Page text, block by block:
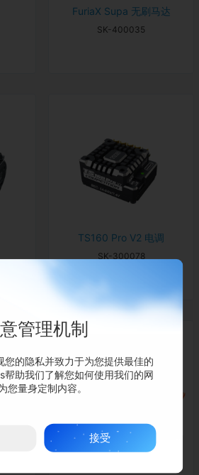
FuriaX Supa 无刷马达
SK-400035
TS160 Pro V2 电调
SK-300078
管理机制
的隐私并致力于为您提供最佳的
帮助我们了解您如何使用我们的网
您量身定制内容。
接受